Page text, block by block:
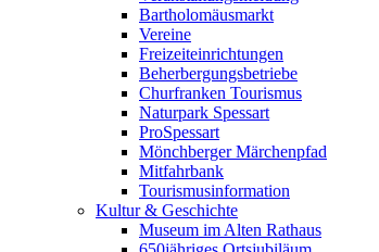
Bartholomäusmarkt
Vereine
Freizeiteinrichtungen
Beherbergungsbetriebe
Churfranken Tourismus
Naturpark Spessart
ProSpessart
Mönchberger Märchenpfad
Mitfahrbank
Tourismusinformation
Kultur & Geschichte
Museum im Alten Rathaus